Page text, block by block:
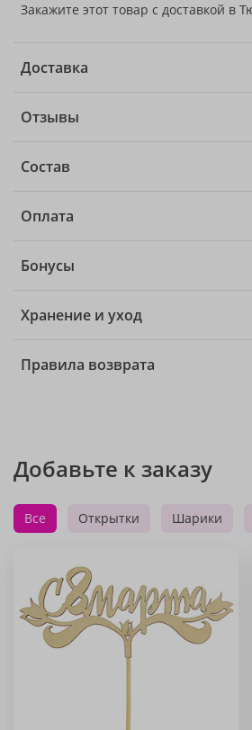
Закажите этот товар с доставкой в
Доставка
Отзывы
Состав
Оплата
Бонусы
Хранение и уход
Правила возврата
Добавьте к заказу
Все Открытки Шарики